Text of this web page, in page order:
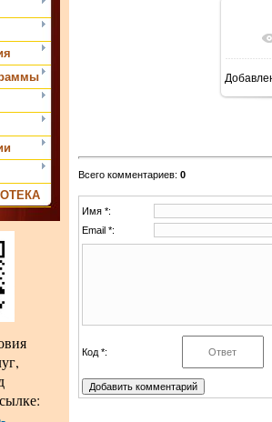
Всего комментариев: 0
Имя *:
Email *:
Код *: